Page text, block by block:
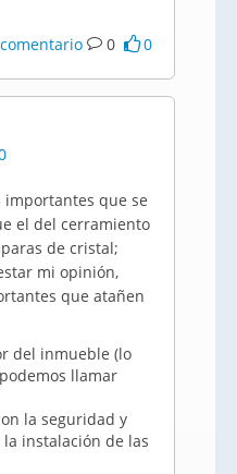
0 0
que se
el del cerramiento
de cristal;
mi opinión,
que atañen
del inmueble (lo
llamar
la seguridad y
instalación de las